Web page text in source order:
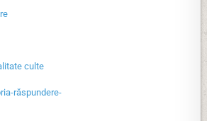
culte
răspundere-